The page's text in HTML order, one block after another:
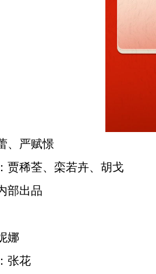
、严赋憬
贾稀荃、栾若卉、胡戈
部出品
娜
张花